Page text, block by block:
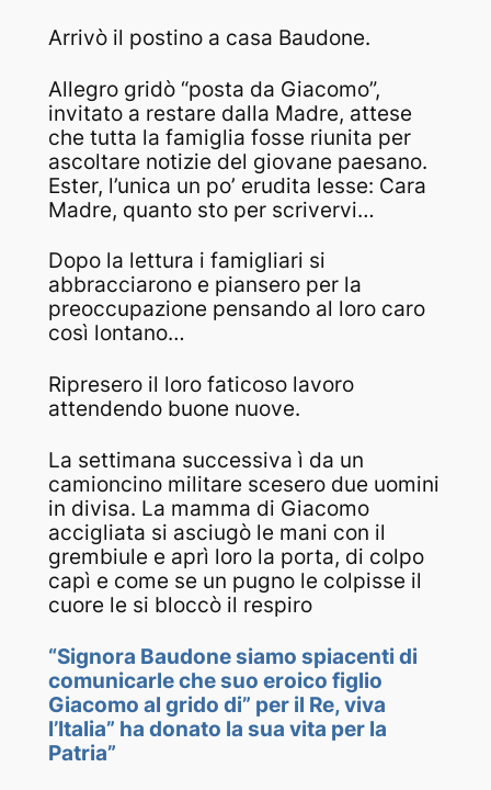
Arrivò il postino a casa Baudone.
Allegro gridò “posta da Giacomo”,
invitato a restare dalla Madre, attese
che tutta la famiglia fosse riunita per
ascoltare notizie del giovane paesano.
Ester, l’unica un po’ erudita lesse: Cara
Madre, quanto sto per scrivervi…
Dopo la lettura i famigliari si
abbracciarono e piansero per la
preoccupazione pensando al loro caro
così lontano…
Ripresero il loro faticoso lavoro
attendendo buone nuove.
La settimana successiva ì da un
camioncino militare scesero due uomini
in divisa. La mamma di Giacomo
accigliata si asciugò le mani con il
grembiule e aprì loro la porta, di colpo
capì e come se un pugno le colpisse il
cuore le si bloccò il respiro
“Signora Baudone siamo spiacenti di
comunicarle che suo eroico figlio
Giacomo al grido di” per il Re, viva
l’Italia” ha donato la sua vita per la
Patria”